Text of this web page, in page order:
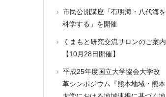
市民公開講座「有明海・八代海を
科学する」を開催
くまもと研究交流サロンのご案内
【10月28日開催】
平成25年度国立大学協会大学改
革シンポジウム『熊本地域・熊本